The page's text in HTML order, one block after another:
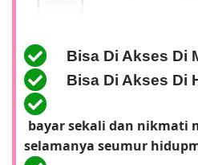
Bisa Di Akses Di
Bisa Di Akses Di
bayar sekali dan nikmati
selamanya seumur